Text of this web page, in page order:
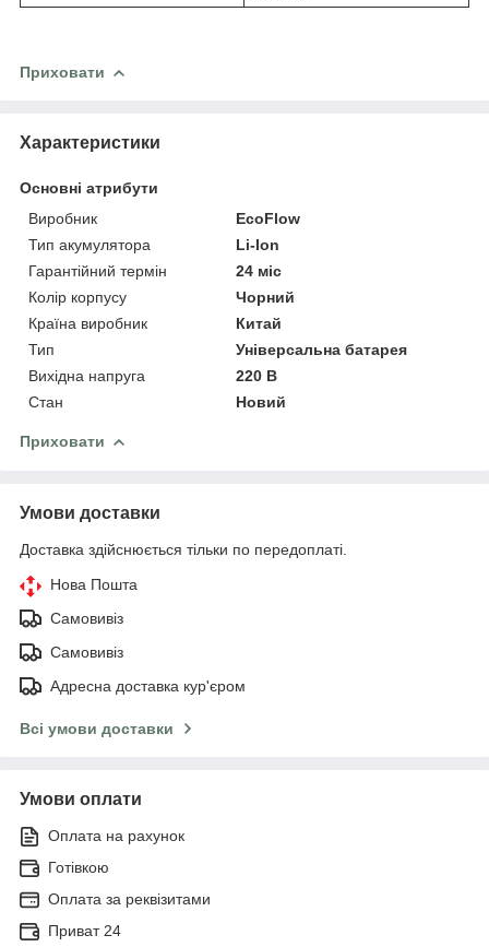
Приховати
Характеристики
Основні атрибути
Виробник
EcoFlow
Тип акумулятора
Li-Ion
Гарантійний термін
24 міс
Колір корпусу
Чорний
Країна виробник
Китай
Тип
Універсальна батарея
Вихідна напруга
220 В
Стан
Новий
Приховати
Умови доставки
Доставка здійснюється тільки по передоплаті.
Нова Пошта
Самовивіз
Самовивіз
Адресна доставка кур'єром
Всі умови доставки
Умови оплати
Оплата на рахунок
Готівкою
Оплата за реквізитами
Приват 24